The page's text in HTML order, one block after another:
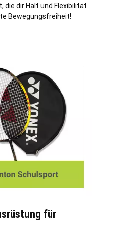
die dir Halt und Flexibilität
Bewegungsfreiheit!
für